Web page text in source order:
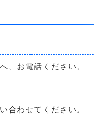
、お電話ください。
合わせてください。